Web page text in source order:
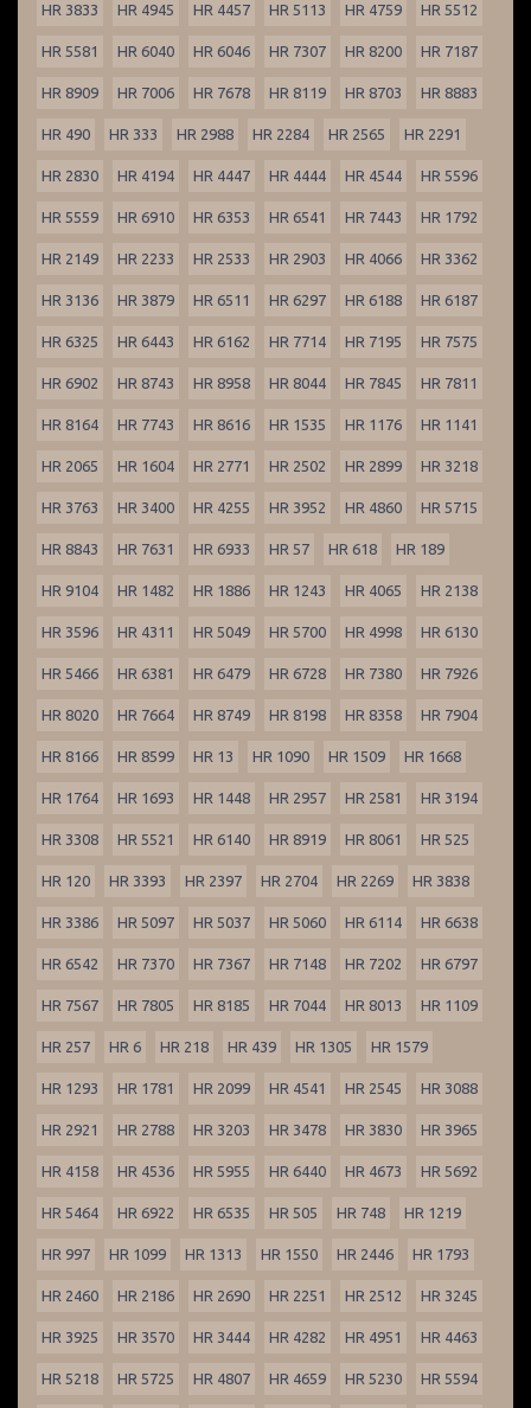
HR 3833 HR 4945 HR 4457 HR 5113 HR 4759 HR 5512
HR 5581 HR 6040 HR 6046 HR 7307 HR 8200 HR 7187
HR 8909 HR 7006 HR 7678 HR 8119 HR 8703 HR 8883
HR 490 HR 333 HR 2988 HR 2284 HR 2565 HR 2291
HR 2830 HR 4194 HR 4447 HR 4444 HR 4544 HR 5596
HR 5559 HR 6910 HR 6353 HR 6541 HR 7443 HR 1792
HR 2149 HR 2233 HR 2533 HR 2903 HR 4066 HR 3362
HR 3136 HR 3879 HR 6511 HR 6297 HR 6188 HR 6187
HR 6325 HR 6443 HR 6162 HR 7714 HR 7195 HR 7575
HR 6902 HR 8743 HR 8958 HR 8044 HR 7845 HR 7811
HR 8164 HR 7743 HR 8616 HR 1535 HR 1176 HR 1141
HR 2065 HR 1604 HR 2771 HR 2502 HR 2899 HR 3218
HR 3763 HR 3400 HR 4255 HR 3952 HR 4860 HR 5715
HR 8843 HR 7631 HR 6933 HR 57 HR 618 HR 189
HR 9104 HR 1482 HR 1886 HR 1243 HR 4065 HR 2138
HR 3596 HR 4311 HR 5049 HR 5700 HR 4998 HR 6130
HR 5466 HR 6381 HR 6479 HR 6728 HR 7380 HR 7926
HR 8020 HR 7664 HR 8749 HR 8198 HR 8358 HR 7904
HR 8166 HR 8599 HR 13 HR 1090 HR 1509 HR 1668
HR 1764 HR 1693 HR 1448 HR 2957 HR 2581 HR 3194
HR 3308 HR 5521 HR 6140 HR 8919 HR 8061 HR 525
HR 120 HR 3393 HR 2397 HR 2704 HR 2269 HR 3838
HR 3386 HR 5097 HR 5037 HR 5060 HR 6114 HR 6638
HR 6542 HR 7370 HR 7367 HR 7148 HR 7202 HR 6797
HR 7567 HR 7805 HR 8185 HR 7044 HR 8013 HR 1109
HR 257 HR 6 HR 218 HR 439 HR 1305 HR 1579
HR 1293 HR 1781 HR 2099 HR 4541 HR 2545 HR 3088
HR 2921 HR 2788 HR 3203 HR 3478 HR 3830 HR 3965
HR 4158 HR 4536 HR 5955 HR 6440 HR 4673 HR 5692
HR 5464 HR 6922 HR 6535 HR 505 HR 748 HR 1219
HR 997 HR 1099 HR 1313 HR 1550 HR 2446 HR 1793
HR 2460 HR 2186 HR 2690 HR 2251 HR 2512 HR 3245
HR 3925 HR 3570 HR 3444 HR 4282 HR 4951 HR 4463
HR 5218 HR 5725 HR 4807 HR 4659 HR 5230 HR 5594